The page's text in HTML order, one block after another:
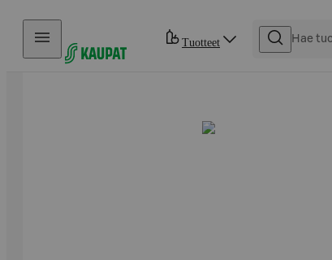
Hyppää sisältöön
Tuotteet